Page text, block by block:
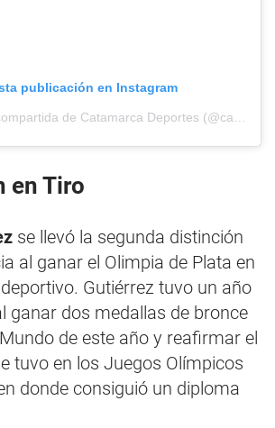
publicación en Instagram
en Tiro
se llevó la segunda distinción
al ganar el Olimpia de Plata en
Gutiérrez tuvo un año
ganar dos medallas de bronce
de este año y reafirmar el
tuvo en los Juegos Olímpicos
donde consiguió un diploma